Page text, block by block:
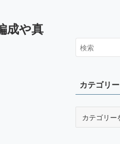
成や真
カテゴリー